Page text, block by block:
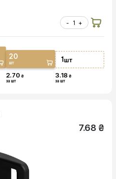
- +
20
шт
2.70 ₴
за шт
1шт
3.18 ₴
за шт
7.68 ₴